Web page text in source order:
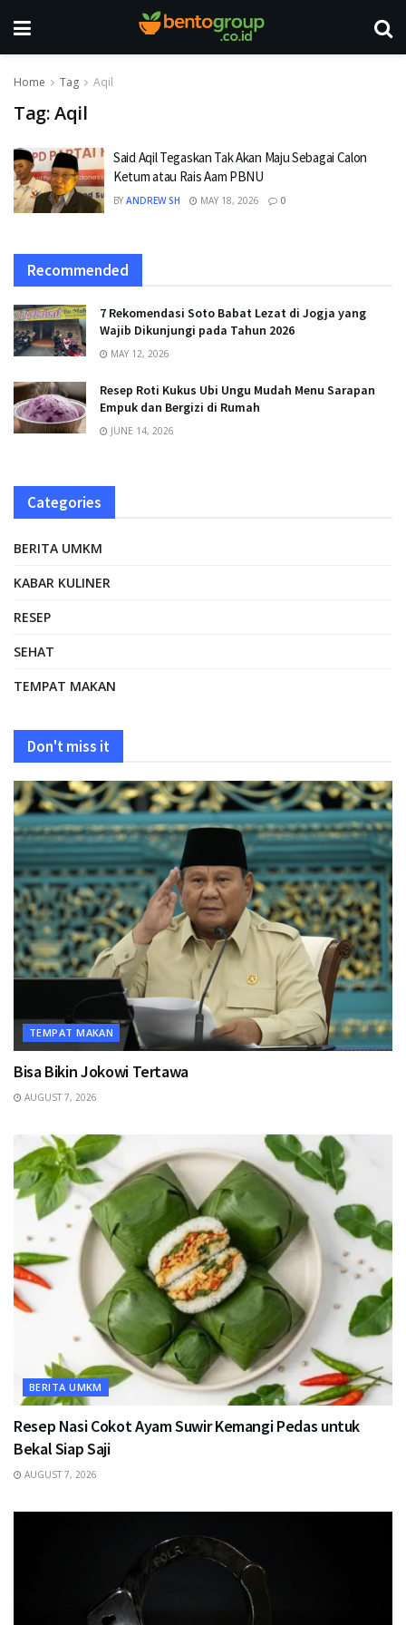
Home Tag Aqil
Tag:Aqil
Said Aqil Tegaskan Tak Akan Maju Sebagai Calon
Ketum atau Rais Aam PBNU
BY ANDREW SH MAY 18, 2026 0
Recommended
7 Rekomendasi Soto Babat Lezat di Jogja yang
Wajib Dikunjungi pada Tahun 2026
MAY 12, 2026
Resep Roti Kukus Ubi Ungu Mudah Menu Sarapan
Empuk dan Bergizi di Rumah
JUNE 14, 2026
Categories
BERITA UMKM
KABAR KULINER
RESEP
SEHAT
TEMPAT MAKAN
Don't miss it
TEMPAT MAKAN
Bisa Bikin Jokowi Tertawa
AUGUST 7, 2026
BERITA UMKM
Resep Nasi Cokot Ayam Suwir Kemangi Pedas untuk
Bekal Siap Saji
AUGUST 7, 2026